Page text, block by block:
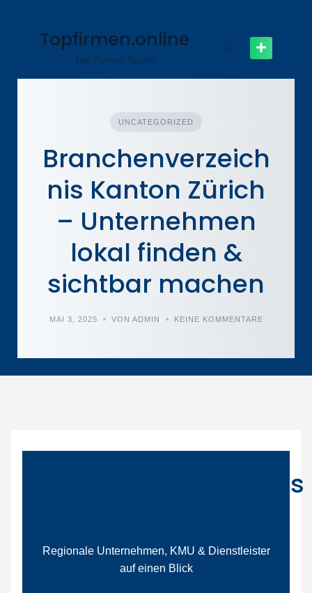
Topfirmen.online
Top Firmen Suche
UNCATEGORIZED
Branchenverzeich
nis Kanton Zürich
– Unternehmen
lokal finden &
sichtbar machen
MAI 3, 2025 VON ADMIN KEINE KOMMENTARE
Branchenverzeichnis
Regionale Unternehmen, KMU & Dienstleister
auf einen Blick